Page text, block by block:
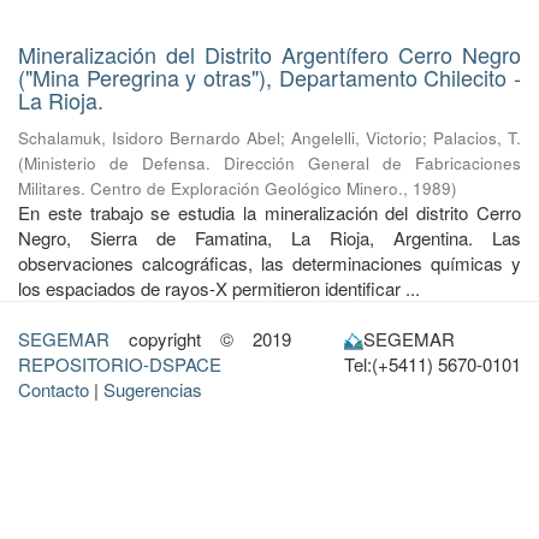
Mineralización del Distrito Argentífero Cerro Negro
("Mina Peregrina y otras"), Departamento Chilecito -
La Rioja.
Schalamuk, Isidoro Bernardo Abel; Angelelli, Victorio; Palacios, T.
(Ministerio de Defensa. Dirección General de Fabricaciones
Militares. Centro de Exploración Geológico Minero., 1989)
En este trabajo se estudia la mineralización del distrito Cerro
Negro, Sierra de Famatina, La Rioja, Argentina. Las
observaciones calcográficas, las determinaciones químicas y
los espaciados de rayos-X permitieron identificar ...
SEGEMAR copyright © 2019
REPOSITORIO-DSPACE
Contacto | Sugerencias
SEGEMAR
Tel:(+5411) 5670-0101